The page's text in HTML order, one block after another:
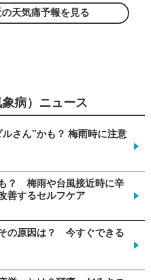
天気痛予報を見る
病）ニュース
さん”かも？ 梅雨時に注意
？ 梅雨や台風接近時に辛
善するセルフケア
の原因は？ 今すぐできる